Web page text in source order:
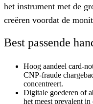
het instrument met de
creëren voordat de
Best passende
Hoog aandeel card-
CNP-fraude
concentreert.
Digitale goederen of
het meest prevalent